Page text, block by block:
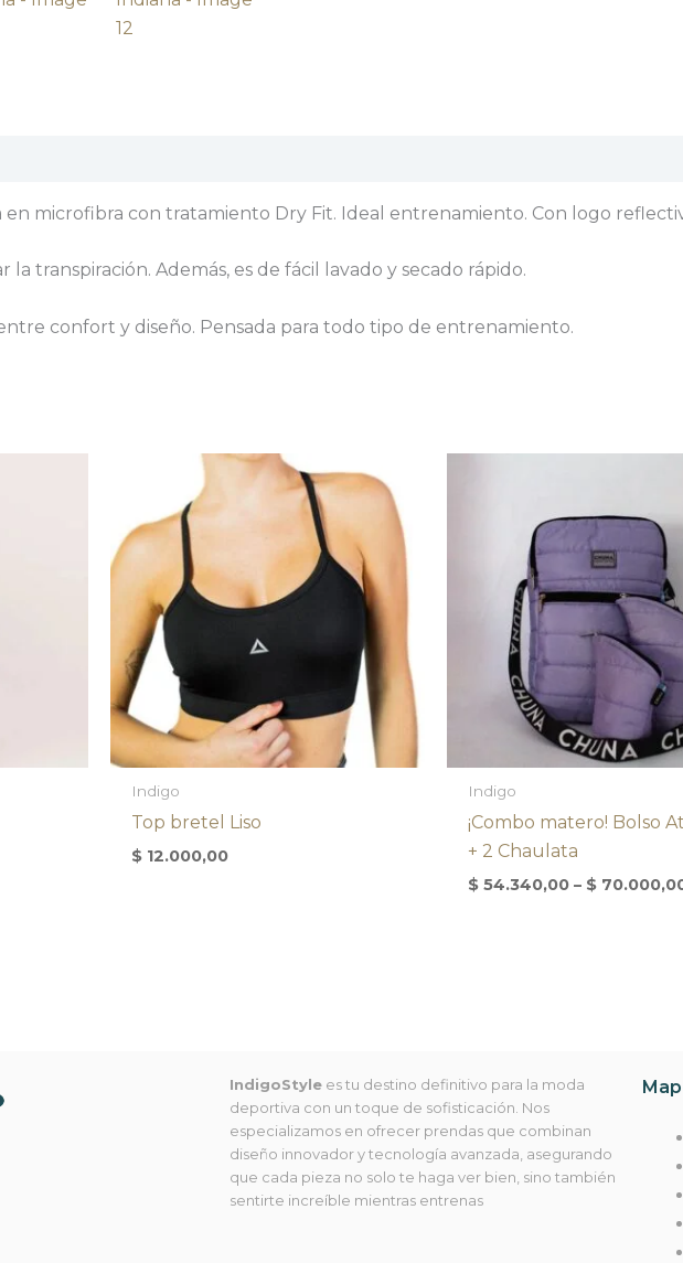
en microfibra con tratamiento Dry Fit. Ideal entrenamiento. Con logo
transpiración. Además, es de fácil lavado y secado rápido.
confort y diseño. Pensada para todo tipo de entrenamiento.
Indigo
Top bretel Liso
$ 12.000,00
Indigo
¡Combo matero! Bolso
+ 2 Chaulata
$ 54.340,00 – $
IndigoStyle es tu destino definitivo para la moda
deportiva con un toque de sofisticación. Nos
especializamos en ofrecer prendas que combinan
diseño innovador y tecnología avanzada, asegurando
que cada pieza no solo te haga ver bien, sino también
sentirte increíble mientras entrenas